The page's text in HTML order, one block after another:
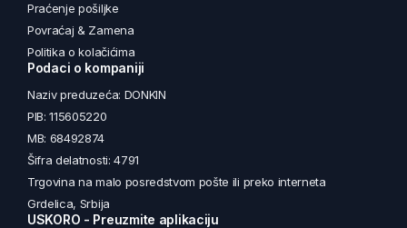
Praćenje pošiljke
Povraćaj & Zamena
Politika o kolačićima
Podaci o kompaniji
Naziv preduzeća: DONKIN
PIB: 115605220
MB: 68492874
Šifra delatnosti: 4791
Trgovina na malo posredstvom pošte ili preko interneta
Grdelica, Srbija
USKORO - Preuzmite aplikaciju